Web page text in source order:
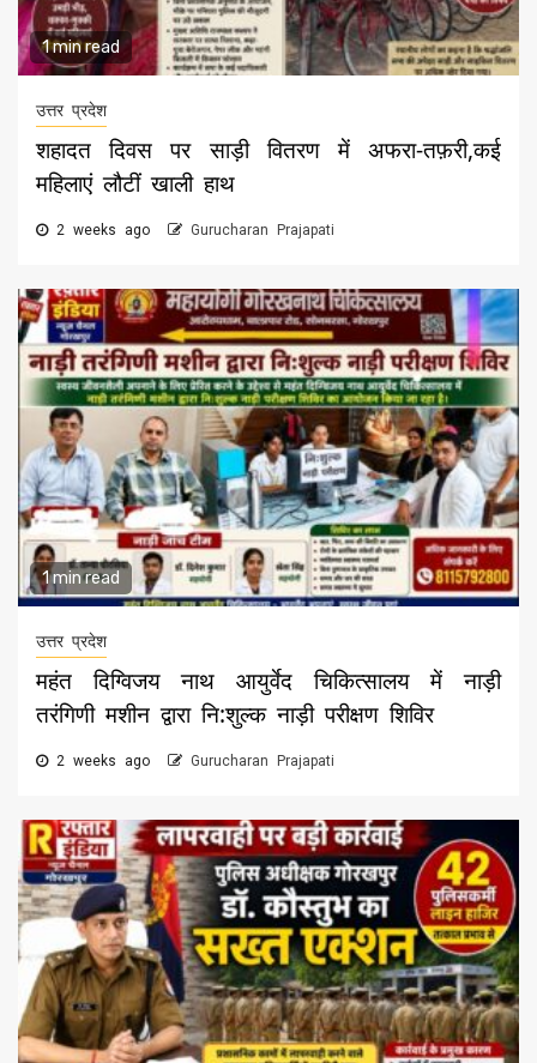
1 min read
उत्तर प्रदेश
शहादत दिवस पर साड़ी वितरण में अफरा-तफ़री,कई
महिलाएं लौटीं खाली हाथ
2 weeks ago Gurucharan Prajapati
1 min read
उत्तर प्रदेश
महंत दिग्विजय नाथ आयुर्वेद चिकित्सालय में नाड़ी
तरंगिणी मशीन द्वारा नि:शुल्क नाड़ी परीक्षण शिविर
2 weeks ago Gurucharan Prajapati